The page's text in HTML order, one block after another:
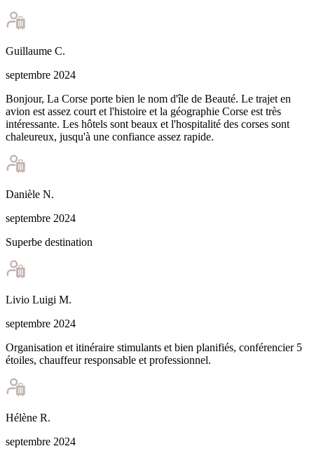
Guillaume C.
septembre 2024
Bonjour, La Corse porte bien le nom d'île de Beauté. Le trajet en
avion est assez court et l'histoire et la géographie Corse est très
intéressante. Les hôtels sont beaux et l'hospitalité des corses sont
chaleureux, jusqu'à une confiance assez rapide.
Danièle N.
septembre 2024
Superbe destination
Livio Luigi M.
septembre 2024
Organisation et itinéraire stimulants et bien planifiés, conférencier 5
étoiles, chauffeur responsable et professionnel.
Hélène R.
septembre 2024